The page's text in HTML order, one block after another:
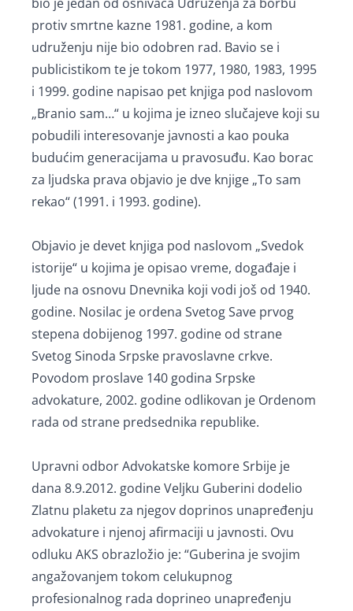
protiv smrtne kazne 1981. godine, a kom
udruženju nije bio odobren rad. Bavio se i
publicistikom te je tokom 1977, 1980, 1983, 1995
i 1999. godine napisao pet knjiga pod naslovom
„Branio sam…“ u kojima je izneo slučajeve koji su
pobudili interesovanje javnosti a kao pouka
budućim generacijama u pravosuđu. Kao borac
za ljudska prava objavio je dve knjige „To sam
rekao“ (1991. i 1993. godine).
Objavio je devet knjiga pod naslovom „Svedok
istorije“ u kojima je opisao vreme, događaje i
ljude na osnovu Dnevnika koji vodi još od 1940.
godine. Nosilac je ordena Svetog Save prvog
stepena dobijenog 1997. godine od strane
Svetog Sinoda Srpske pravoslavne crkve.
Povodom proslave 140 godina Srpske
advokature, 2002. godine odlikovan je Ordenom
rada od strane predsednika republike.
Upravni odbor Advokatske komore Srbije je
dana 8.9.2012. godine Veljku Guberini dodelio
Zlatnu plaketu za njegov doprinos unapređenju
advokature i njenoj afirmaciji u javnosti. Ovu
odluku AKS obrazložio je: “Guberina je svojim
angažovanjem tokom celukupnog
profesionalnog rada doprineo unapređenju